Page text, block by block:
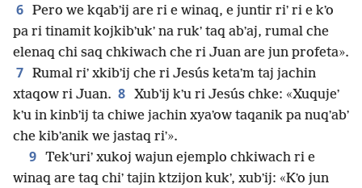
6 Pero we kqabʼij are ri e winaq, e juntir riʼ ri e kʼo
pa ri tinamit kojkibʼukʼ na rukʼ taq abʼaj, rumal che
elenaq chi saq chkiwach che ri Juan are jun profeta».
7 Rumal riʼ xkibʼij che ri Jesús ketaʼm taj jachin
xtaqow ri Juan. 8 Xubʼij kʼu ri Jesús chke: «Xuqujeʼ
kʼu in kinbʼij ta chiwe jachin xyaʼow taqanik pa nuqʼabʼ
che kibʼanik we jastaq riʼ».
9 Tekʼuriʼ xukoj wajun ejemplo chkiwach ri e
winaq are taq chiʼ tajin ktzijon kukʼ, xubʼij: «Kʼo jun